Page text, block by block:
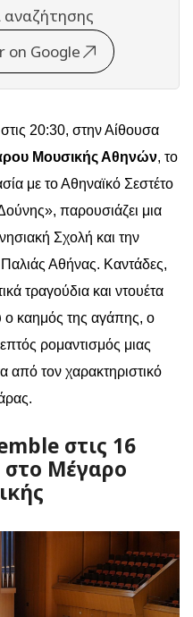
on Google
στις 20:30, στην Αίθουσα
Μουσικής Αθηνών, το
με το Αθηναϊκό Σεστέτο
παρουσιάζει μια
Σχολή και την
Αθήνας. Καντάδες,
τραγούδια και ντουέτα
καημός της αγάπης, ο
ρομαντισμός μιας
από τον χαρακτηριστικό
στις 16
Μέγαρο